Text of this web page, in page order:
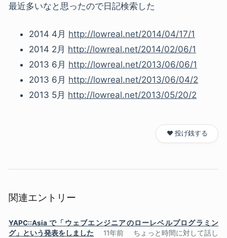
最近多いなと思ったので日記検索した
2014 4月 http://lowreal.net/2014/04/17/1
2014 2月 http://lowreal.net/2014/02/06/1
2013 6月 http://lowreal.net/2013/06/06/1
2013 6月 http://lowreal.net/2013/06/04/2
2013 5月 http://lowreal.net/2013/05/20/2
❤️ 投げ銭する
関連エントリー
YAPC::Asia で「ウェブエンジニアのローレベルプログラミン
グ」という発表をしました
11年前
ちょっと時間に対して話し